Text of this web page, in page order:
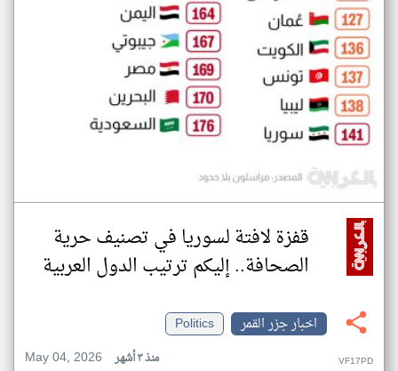
قفزة لافتة لسوريا في تصنيف حرية
الصحافة.. إليكم ترتيب الدول العربية
اخبار جزر القمر
Politics
May 04, 2026
منذ ٣ أشهر VF17PD